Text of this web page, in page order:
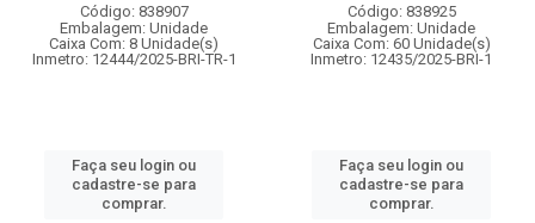
Código: 838907
Embalagem: Unidade
Caixa Com: 8 Unidade(s)
Inmetro: 12444/2025-BRI-TR-1
Faça seu login ou
cadastre-se para
comprar.
Código: 838925
Embalagem: Unidade
Caixa Com: 60 Unidade(s)
Inmetro: 12435/2025-BRI-1
Faça seu login ou
cadastre-se para
comprar.